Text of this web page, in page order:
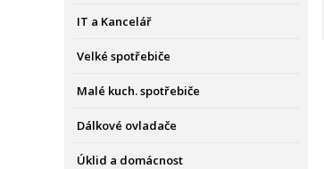
IT a Kancelář
Velké spotřebiče
Malé kuch. spotřebiče
Dálkové ovladače
Úklid a domácnost